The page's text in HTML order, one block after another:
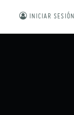
INICIAR SESIÓN